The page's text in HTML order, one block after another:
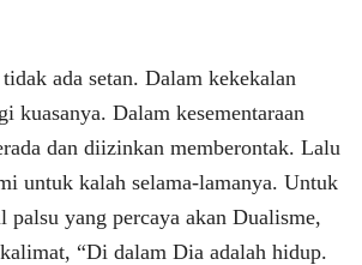
ada setan. Dalam kekekalan
kuasanya. Dalam kesementaraan
dan diizinkan memberontak. Lalu
untuk kalah selama-lamanya. Untuk
yang percaya akan Dualisme,
“Di dalam Dia adalah hidup.